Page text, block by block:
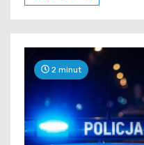
2 minut